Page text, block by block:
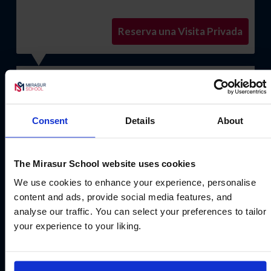
Consent Details About
The Mirasur School website uses cookies
We use cookies to enhance your experience, personalise
content and ads, provide social media features, and
analyse our traffic. You can select your preferences to tailor
your experience to your liking.
Reserva una Visita Privada
3
de manera oficial al Colegio.
4 Entrevista con el alumno